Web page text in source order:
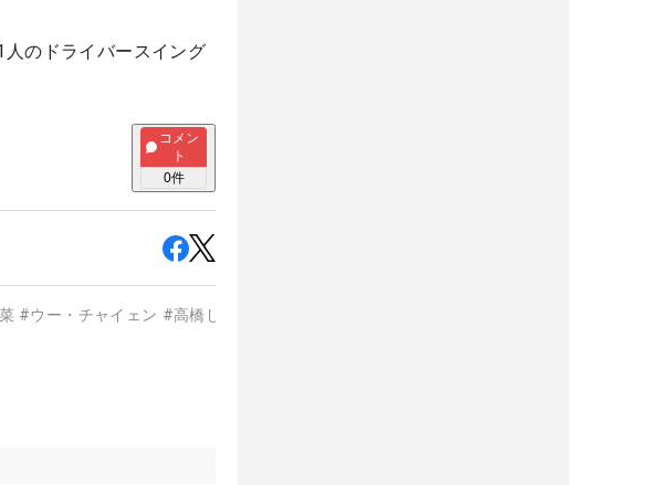
のドライバースイング
コメン
ト
0件
#ウー・チャイェン #高橋しずく